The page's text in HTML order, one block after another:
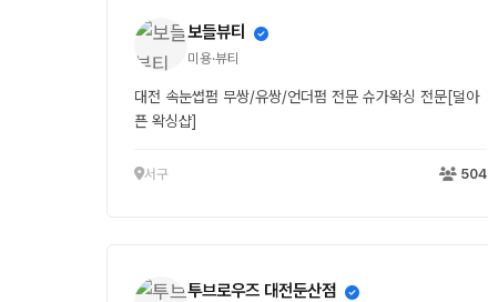
보들뷰티
미용·뷰티
대전 속눈썹펌 무쌍/유쌍/언더펌 전문 슈가왁싱 전문[덜아
픈 왁싱샵]
서구 504
투브로우즈 대전둔산점